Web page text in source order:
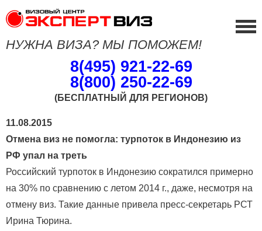
НУЖНА ВИЗА? МЫ ПОМОЖЕМ!
8(495) 921-22-69
8(800) 250-22-69
(БЕСПЛАТНЫЙ ДЛЯ РЕГИОНОВ)
11.08.2015
Отмена виз не помогла: турпоток в Индонезию из
РФ упал на треть
Российский турпоток в Индонезию сократился примерно
на 30% по сравнению с летом 2014 г., даже, несмотря на
отмену виз. Такие данные привела пресс-секретарь РСТ
Ирина Тюрина.